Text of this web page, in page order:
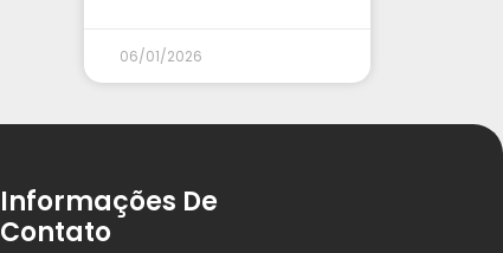
06/01/2026
Informações De
Contato